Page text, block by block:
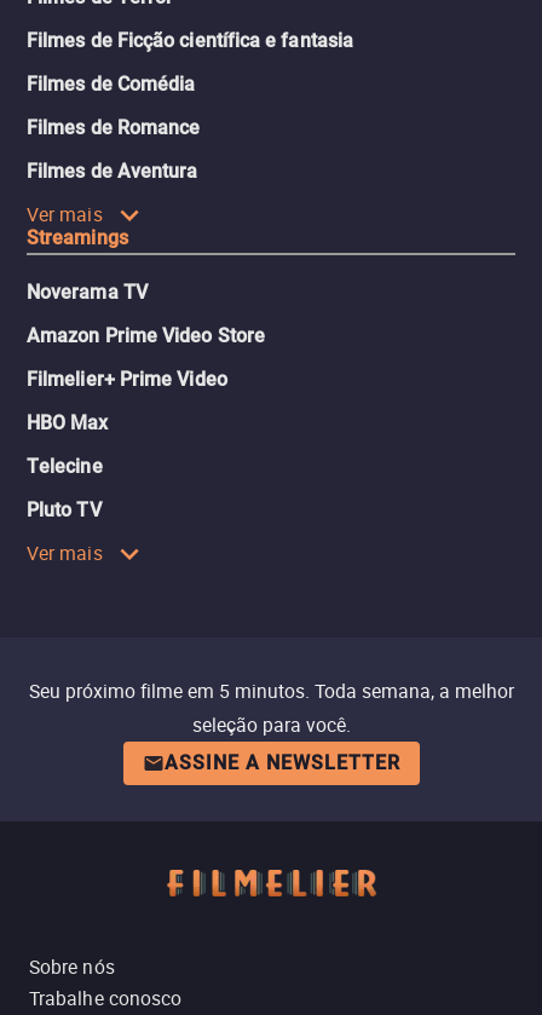
Filmes de Ficção científica e fantasia
Filmes de Comédia
Filmes de Romance
Filmes de Aventura
Ver mais
Streamings
Noverama TV
Amazon Prime Video Store
Filmelier+ Prime Video
HBO Max
Telecine
Pluto TV
Ver mais
Seu próximo filme em 5 minutos. Toda semana, a melhor
seleção para você.
ASSINE A NEWSLETTER
Sobre nós
Trabalhe conosco